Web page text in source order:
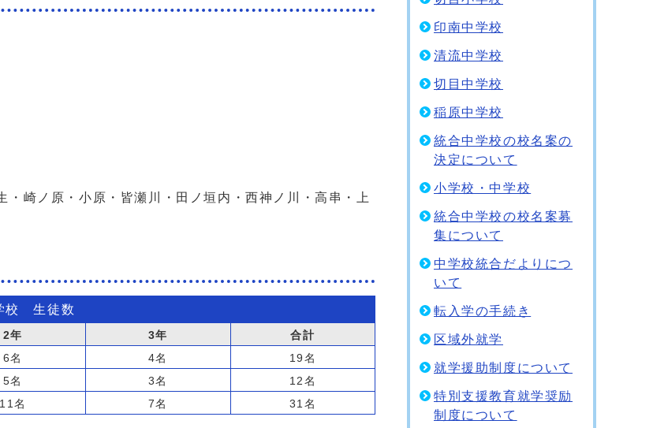
崎ノ原・小原・皆瀬川・田ノ垣内・西神ノ川・高串・上
校 生徒数
2年 3年
合計
6名 4名
19名
5名 3名
12名
11名 7名 31名
印南中学校
清流中学校
切目中学校
稲原中学校
統合中学校の校名案の
決定について
小学校・中学校
統合中学校の校名案募
集について
中学校統合だよりにつ
いて
転入学の手続き
区域外就学
就学援助制度について
特別支援教育就学奨励
制度について